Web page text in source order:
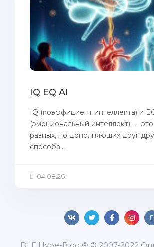
IQ EQ AI
IQ (коэффициент интеллекта) и
(эмоциональный интеллект) —
разных, но дополняющих друг
способа...
04.08.26